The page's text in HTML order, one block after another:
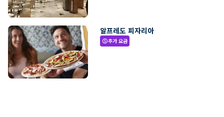
알프레도 피자리아
paid추가 요금